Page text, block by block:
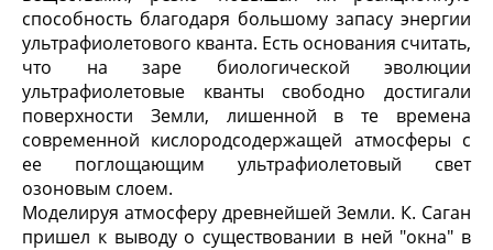
способность благо­даря большому запасу энергии
ультрафиолетового кванта. Есть основания считать,
что на заре биоло­гической эволюции
ультрафиолетовые кванты сво­бодно достигали
поверхности Земли, лишенной в те времена
современной кислородсодержащей атмо­сферы с
ее поглощающим ультрафиолетовый свет
озоновым слоем.
Моделируя атмосферу древнейшей Земли. К. Са­ган
пришел к выводу о существовании в ней "окна" в